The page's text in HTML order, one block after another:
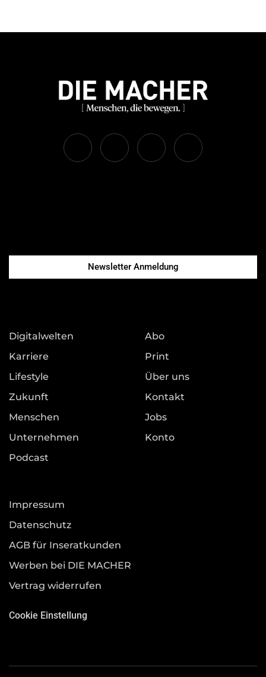
Newsletter Anmeldung
Digitalwelten
Karriere
Lifestyle
Zukunft
Menschen
Unternehmen
Podcast
Abo
Print
Über uns
Kontakt
Jobs
Konto
Impressum
Datenschutz
AGB für Inseratkunden
Werben bei DIE MACHER
Vertrag widerrufen
Cookie Einstellung